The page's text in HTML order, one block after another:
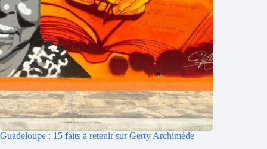
Guadeloupe : 15 faits à retenir sur Gerty Archimède